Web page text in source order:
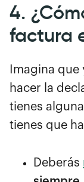
4.
factura
Imagina
hacer la
tienes alguna
tienes que
Deberás